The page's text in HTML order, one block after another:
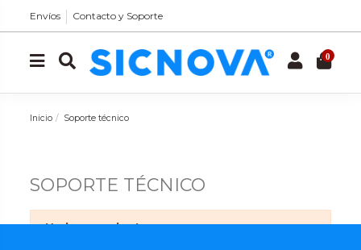
Envíos Contacto y Soporte
0
Inicio Soporte técnico
SOPORTE TÉCNICO
No hay productos.